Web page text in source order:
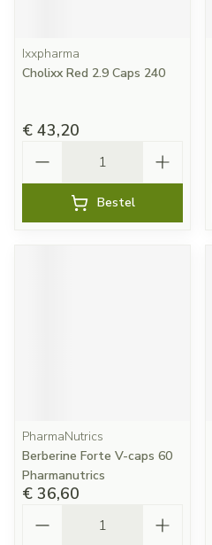
Ixxpharma
Cholixx Red 2.9 Caps 240
€ 43,20
Bestel
PharmaNutrics
Berberine Forte V-caps 60
Pharmanutrics
€ 36,60